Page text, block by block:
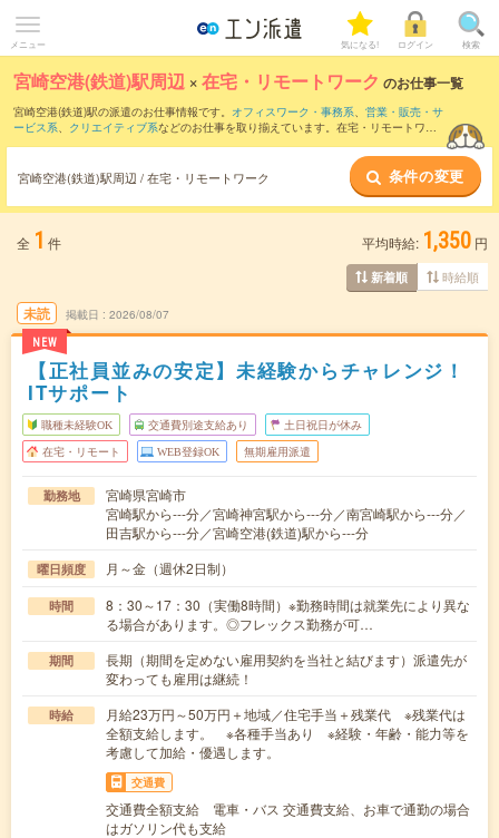
メニュー 気になる! ログイン 検索
宮崎空港(鉄道)駅周辺 ×在宅・リモートワーク のお仕事一覧
宮崎空港(鉄道)駅の派遣のお仕事情報です。 オフィスワーク・事務系、 営業・販売・サ
ービス系、 クリエイティブ系などのお仕事を取り揃えています。在宅・リモートワー
宮崎空港(鉄道)駅周辺 / 在宅・リモートワーク 条件の変更
全 1 件 平均時給: 1,350 円
新着順 時給順
未読
NEW
掲載日 2026/08/07
【正社員並みの安定】未経験からチャレンジ！
ITサポート
職種未経験OK 交通費別途支給あり 土日祝日が休み
在宅・リモート WEB登録OK 無期雇用派遣
勤務地
宮崎県宮崎市
宮崎駅から---分／宮崎神宮駅から---分／南宮崎駅から---分／
田吉駅から---分／宮崎空港(鉄道)駅から---分
曜日頻度 月～金（週休2日制）
時間
8：30～17：30（実働8時間）※勤務時間は就業先により異な
る場合があります。◎フレックス勤務が可…
期間
長期（期間を定めない雇用契約を当社と結びます）派遣先が
変わっても雇用は継続！
時給
月給23万円～50万円＋地域／住宅手当＋残業代 ※残業代は
全額支給します。 ※各種手当あり ※経験・年齢・能力等を
考慮して加給・優遇します。
交通費
交通費全額支給 電車・バス 交通費支給、お車で通勤の場合
はガソリン代も支給